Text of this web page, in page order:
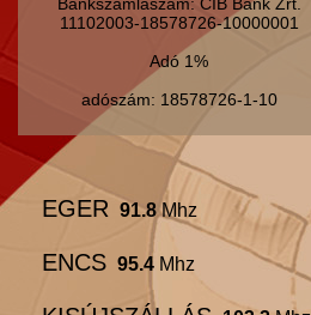
11102003-18578726-10000001
Adó 1%
adószám: 18578726-1-10
EGER 91.8Mhz
ENCS 95.4 Mhz